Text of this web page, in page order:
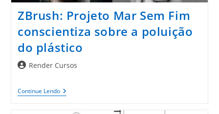
ZBrush: Projeto Mar Sem Fim
conscientiza sobre a poluição
do plástico
AutorRender Cursos
Continue LendoZBrush:
Projeto